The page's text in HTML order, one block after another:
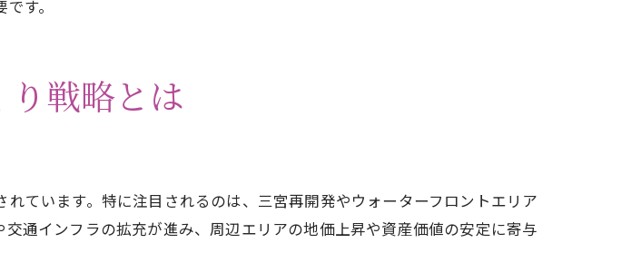
す。
戦略とは
ています。特に注目されるのは、三宮再開発やウォーターフロントエリア
通インフラの拡充が進み、周辺エリアの地価上昇や資産価値の安定に寄与